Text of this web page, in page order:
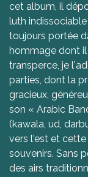
cet album, il
luth
toujours portée
hommage dont il
transperce, je
parties, dont la
gracieux,
son « Arabic
(kawala, ud,
vers l'est et
souvenirs. Sans
des airs